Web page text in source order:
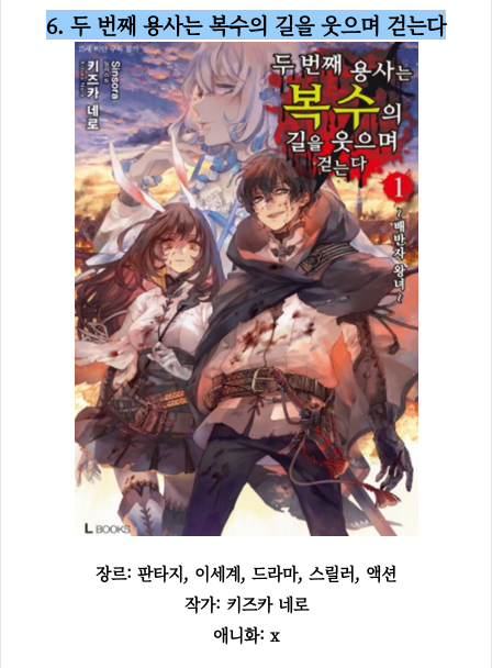
6. 두 번째 용사는복수의 길을 웃으며 걷는다
장르: 판타지, 이세계, 드라마, 스릴러, 액션
작가: 키즈카 네로
애니화: x